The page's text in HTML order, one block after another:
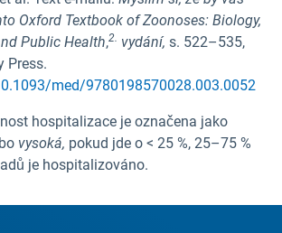
Oxford Textbook of Zoonoses: Biology,
Public Health,2. vydání, s. 522–535,
Press.
med/9780198570028.003.0052
hospitalizace je označena jako
vysoká, pokud jde o < 25 %, 25–75 %
je hospitalizováno.